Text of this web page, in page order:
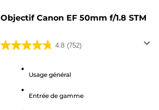
Objectif Canon EF 50mm f/1.8 STM
4.8 (752)
4.8
étoiles.
Usage général
Entrée de gamme